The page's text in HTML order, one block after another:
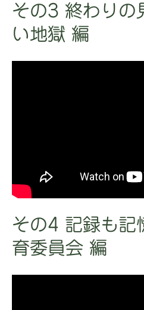
その3 終わりの
い地獄 編
その4 記録も記
育委員会 編